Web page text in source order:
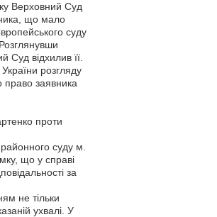
Верховний Суд
що мало
суду
Суд відхилив її.
розгляду
право заявника
проти
суду м.
що у справі
за
не тільки
ухвалі. У